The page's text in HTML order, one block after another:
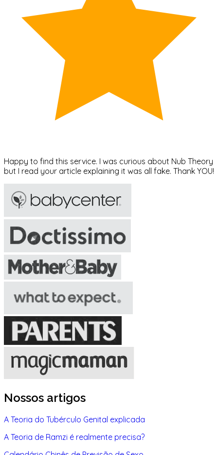
Happy to find this service. I was curious about Nub Theory
but I read your article explaining it was all fake. Thank YOU!
Nossos artigos
A Teoria do Tubérculo Genital explicada
A Teoria de Ramzi é realmente precisa?